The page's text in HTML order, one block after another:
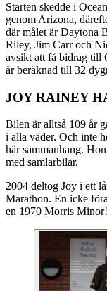
Starten skedde i
genom Arizona,
där målet är Daytona
Riley, Jim Carr och
avsikt att få bidrag till
är beräknad till 32
JOY RAINEY
Bilen är alltså 109 år
i alla väder. Och inte
här sammanhang.
med samlarbilar.
2004 deltog Joy i ett
Marathon. En icke
en 1970 Morris Minor!